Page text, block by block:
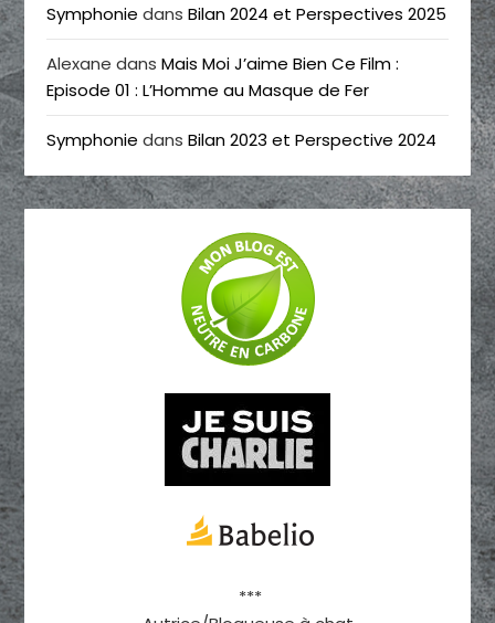
Symphonie dansBilan 2024 et Perspectives 2025
Alexane dansMais Moi J’aime Bien Ce Film :
Episode 01 : L’Homme au Masque de Fer
Symphonie dansBilan 2023 et Perspective 2024
***